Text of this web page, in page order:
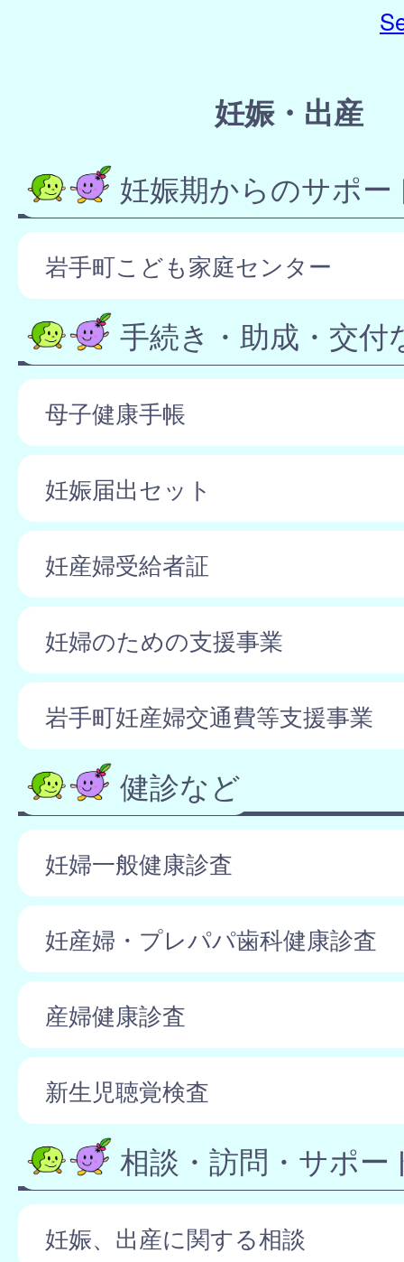
妊娠・出産
妊娠期からのサポー
岩手町こども家庭センター
手続き・助成・交付
母子健康手帳
妊娠届出セット
妊産婦受給者証
妊婦のための支援事業
岩手町妊産婦交通費等支援事業
健診など
妊婦一般健康診査
妊産婦・プレパパ歯科健康診査
産婦健康診査
新生児聴覚検査
相談・訪問・サポー
妊娠、出産に関する相談